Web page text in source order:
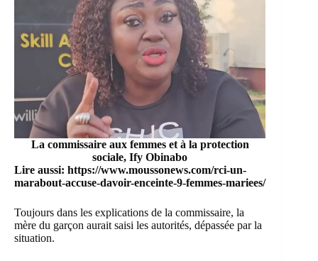
La commissaire aux femmes et à la protection
sociale, Ify Obinabo
Lire aussi: https://www.moussonews.com/rci-un-
marabout-accuse-davoir-enceinte-9-femmes-mariees/
Toujours dans les explications de la commissaire, la
mère du garçon aurait saisi les autorités, dépassée par la
situation.